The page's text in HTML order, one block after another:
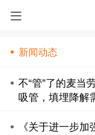
新闻动态
不“管”了的麦当
吸管，填埋降解
《关于进一步加